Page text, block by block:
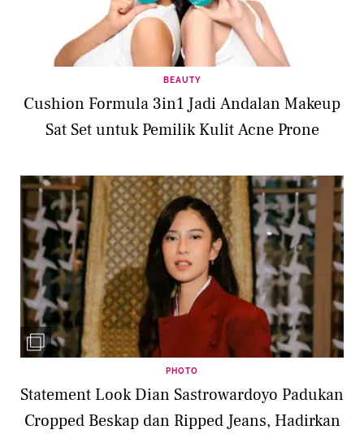
BEAUTY
Cushion Formula 3in1 Jadi Andalan Makeup
Sat Set untuk Pemilik Kulit Acne Prone
PHOTO
Statement Look Dian Sastrowardoyo Padukan
Cropped Beskap dan Ripped Jeans, Hadirkan